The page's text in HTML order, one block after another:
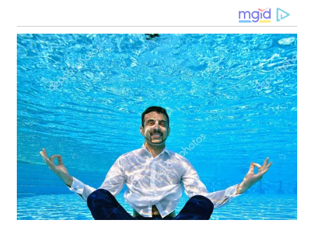
LANGKAT
WN
TAPANULI
SELATAN
WN
TANJUNG
LESUNG
WN
KARO